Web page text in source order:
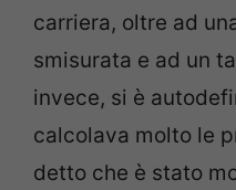
carriera, oltre ad
smisurata e ad un
invece, si è
calcolava molto le
detto che è stato